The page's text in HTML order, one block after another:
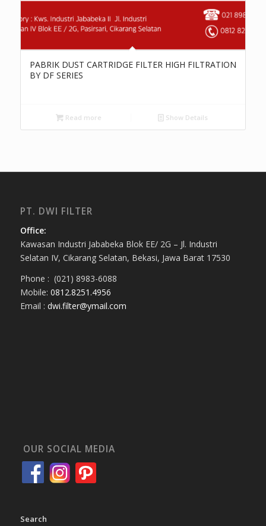
PABRIK DUST CARTRIDGE FILTER HIGH FILTRATION
BY DF SERIES
Read more Show Details
PT. DWI FILTER
Office:
Kawasan Industri Jababeka Blok EE/ 2G – Jl. Industri
Selatan IV, Cikarang Selatan, Bekasi, Jawa Barat 17530
Phone : (021) 8983-6088
Mobile: 0812.8251.4956
Email : dwi.filter@ymail.com
OUR SOCIAL MEDIA
Search